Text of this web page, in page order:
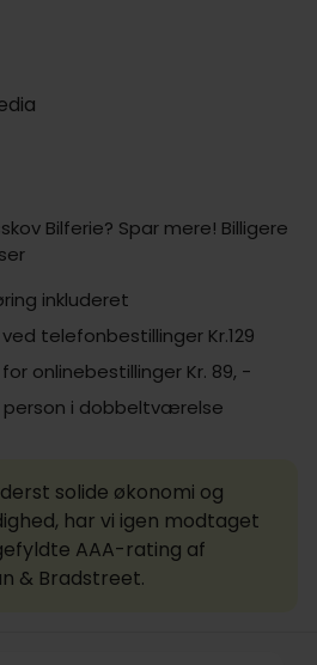
Bilferie? Spar mere! Billigere
inkluderet
telefonbestillinger Kr.129
onlinebestillinger Kr. 89, -
person i dobbeltværelse
solide økonomi og
har vi igen modtaget
AAA-rating af
& Bradstreet.